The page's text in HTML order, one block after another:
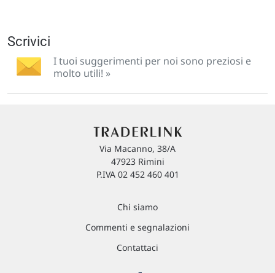
Scrivici
I tuoi suggerimenti per noi sono preziosi e
molto utili! »
Via Macanno, 38/A
47923 Rimini
P.IVA 02 452 460 401
Chi siamo
Commenti e segnalazioni
Contattaci